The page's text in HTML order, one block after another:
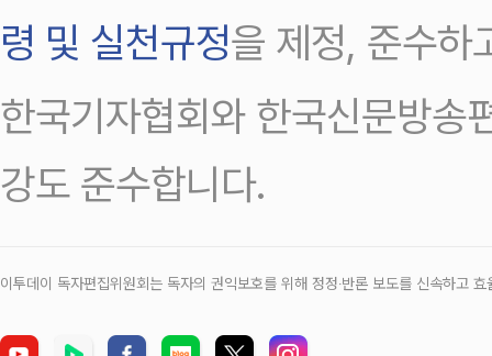
령 및 실천규정을 제정, 준수하
한국기자협회와 한국신문방송
강도 준수합니다.
이투데이 독자편집위원회는 독자의 권익보호를 위해 정정‧반론 보도를 신속하고